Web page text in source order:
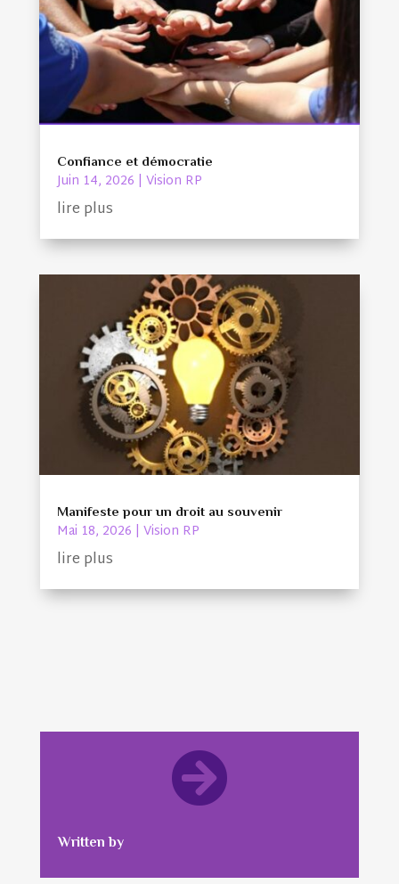
Confiance et démocratie
Juin 14, 2026 | Vision RP
lire plus
Manifeste pour un droit au souvenir
Mai 18, 2026 | Vision RP
lire plus

Written by